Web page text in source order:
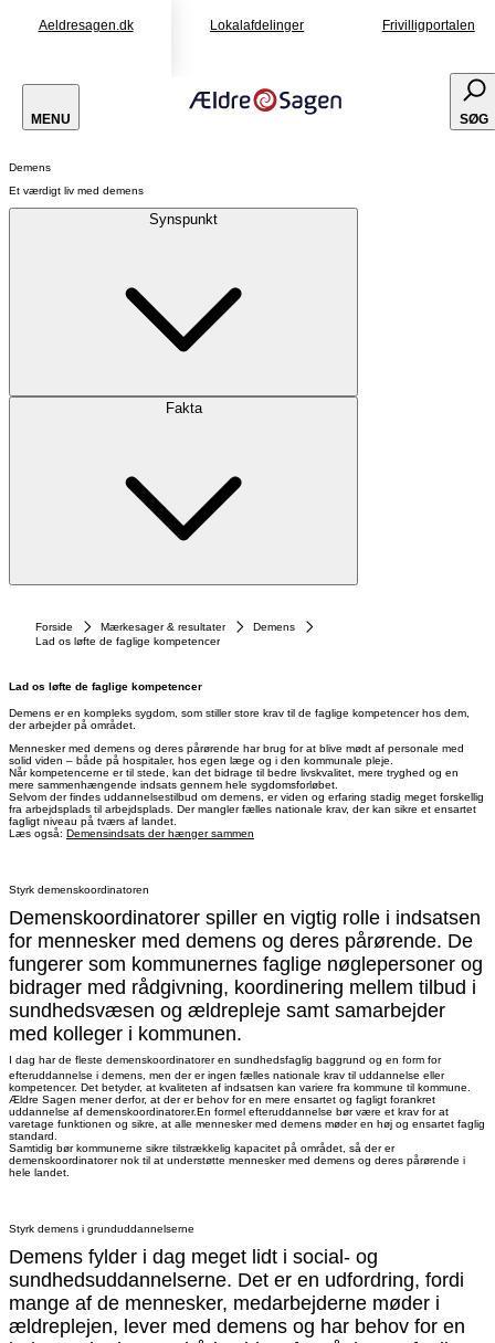
Aeldresagen.dk Lokalafdelinger Frivilligportalen
MENU SØG
Demens
Et værdigt liv med demens
Synspunkt
Fakta
Forside Mærkesager & resultater
Demens
Lad os løfte de faglige kompetencer
Lad os løfte de faglige kompetencer
Demens er en kompleks sygdom, som stiller store krav til de faglige kompetencer hos dem,
der arbejder på området.
Mennesker med demens og deres pårørende har brug for at blive mødt af personale med
solid viden – både på hospitaler, hos egen læge og i den kommunale pleje.
Når kompetencerne er til stede, kan det bidrage til bedre livskvalitet, mere tryghed og en
mere sammenhængende indsats gennem hele sygdomsforløbet.
Selvom der findes uddannelsestilbud om demens, er viden og erfaring stadig meget forskellig
fra arbejdsplads til arbejdsplads. Der mangler fælles nationale krav, der kan sikre et ensartet
fagligt niveau på tværs af landet.
Læs også: Demensindsats der hænger sammen
Styrk demenskoordinatoren
Demenskoordinatorer spiller en vigtig rolle i indsatsen
for mennesker med demens og deres pårørende. De
fungerer som kommunernes faglige nøglepersoner og
bidrager med rådgivning, koordinering mellem tilbud i
sundhedsvæsen og ældrepleje samt samarbejder
med kolleger i kommunen.
I dag har de fleste demenskoordinatorer en sundhedsfaglig baggrund og en form for
efteruddannelse i demens, men der er ingen fælles nationale krav til uddannelse eller
kompetencer. Det betyder, at kvaliteten af indsatsen kan variere fra kommune til kommune.
Ældre Sagen mener derfor, at der er behov for en mere ensartet og fagligt forankret
uddannelse af demenskoordinatorer.En formel efteruddannelse bør være et krav for at
varetage funktionen og sikre, at alle mennesker med demens møder en høj og ensartet faglig
standard.
Samtidig bør kommunerne sikre tilstrækkelig kapacitet på området, så der er
demenskoordinatorer nok til at understøtte mennesker med demens og deres pårørende i
hele landet.
Styrk demens i grunduddannelserne
Demens fylder i dag meget lidt i social- og
sundhedsuddannelserne. Det er en udfordring, fordi
mange af de mennesker, medarbejderne møder i
ældreplejen, lever med demens og har behov for en